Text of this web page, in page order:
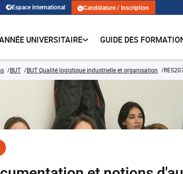
Espace international Candidature / Inscription
UNIVERSITAIRE GUIDE DES
BUT BUT Qualité logistique industrielle et organisation